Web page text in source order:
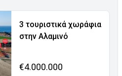
3 τουριστικά χωράφια
στην Αλαμινό
€4.000.000